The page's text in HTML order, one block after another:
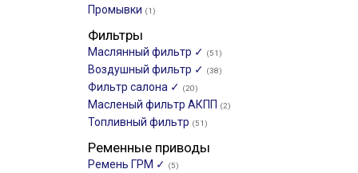
Промывки (1)
Фильтры
Маслянный фильтр ✓ (51)
Воздушный фильтр ✓ (38)
Фильтр салона ✓ (20)
Масленый фильтр АКПП (2)
Топливный фильтр (51)
Ременные приводы
Ремень ГРМ ✓ (5)